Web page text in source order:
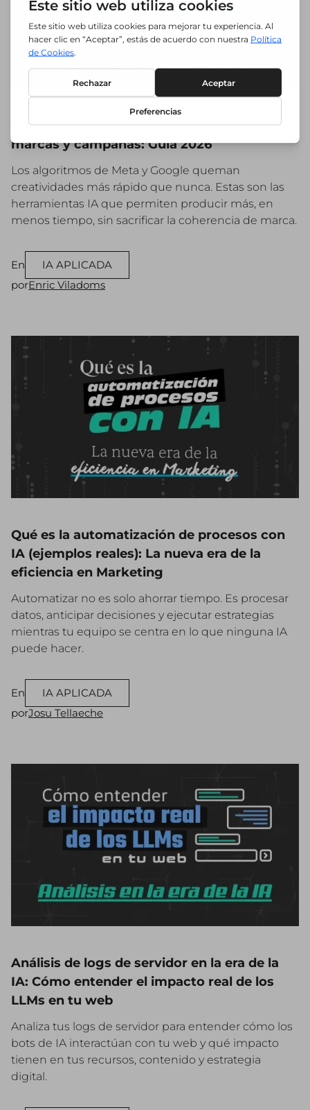
Cómo generar imágenes con IA para
marcas y campañas: Guía 2026
Los algoritmos de Meta y Google queman
creatividades más rápido que nunca. Estas son las
herramientas IA que permiten producir más, en
menos tiempo, sin sacrificar la coherencia de marca.
En
IA APLICADA
porEnric Viladoms
Qué es la automatización de procesos con
IA (ejemplos reales): La nueva era de la
eficiencia en Marketing
Automatizar no es solo ahorrar tiempo. Es procesar
datos, anticipar decisiones y ejecutar estrategias
mientras tu equipo se centra en lo que ninguna IA
puede hacer.
En
IA APLICADA
porJosu Tellaeche
Análisis de logs de servidor en la era de la
IA: Cómo entender el impacto real de los
LLMs en tu web
Analiza tus logs de servidor para entender cómo los
bots de IA interactúan con tu web y qué impacto
tienen en tus recursos, contenido y estrategia
digital.